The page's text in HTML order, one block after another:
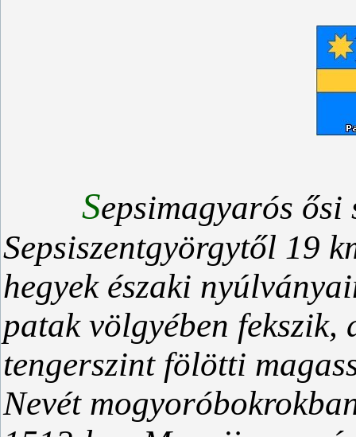
Sepsimagyarós ősi
Sepsiszentgyörgytől 19
hegyek északi
patak völgyében fekszik,
tengerszint fölötti
Nevét